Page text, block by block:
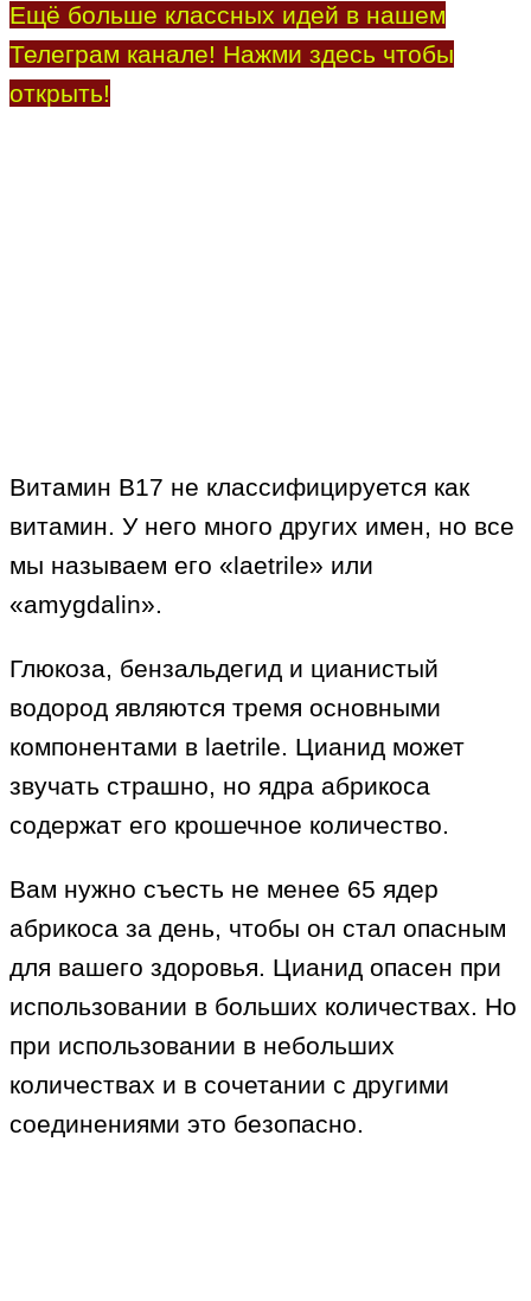
Ещё больше классных идей в нашем
Телеграм канале! Нажми здесь чтобы
открыть!
Витамин B17 не классифицируется как
витамин. У него много других имен, но все
мы называем его «laetrile» или
«amygdalin».
Глюкоза, бензальдегид и цианистый
водород являются тремя основными
компонентами в laetrile. Цианид может
звучать страшно, но ядра абрикоса
содержат его крошечное количество.
Вам нужно съесть не менее 65 ядер
абрикоса за день, чтобы он стал опасным
для вашего здоровья. Цианид опасен при
использовании в больших количествах. Но
при использовании в небольших
количествах и в сочетании с другими
соединениями это безопасно.